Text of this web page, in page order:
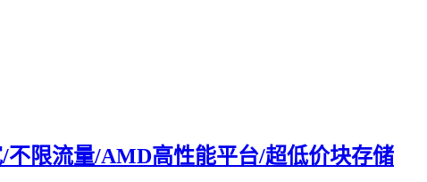
限流量/AMD高性能平台/超低价块存储